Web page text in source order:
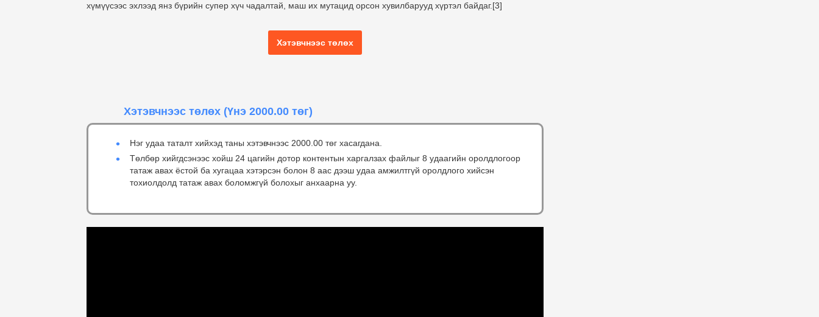
хүмүүсээс эхлээд янз бүрийн супер хүч чадалтай, маш их мутацид орсон хувилбарууд хүртэл байдаг.[3]
Хэтэвчнээс төлөх
Хэтэвчнээс төлөх (Үнэ 2000.00 төг)
Нэг удаа таталт хийхэд таны хэтэвчнээс 2000.00 төг хасагдана.
Төлбөр хийгдсэнээс хойш 24 цагийн дотор контентын харгалзах файлыг 8 удаагийн оролдлогоор
татаж авах ёстой ба хугацаа хэтэрсэн болон 8 аас дээш удаа амжилтгүй оролдлого хийсэн
тохиолдолд татаж авах боломжгүй болохыг анхаарна уу.